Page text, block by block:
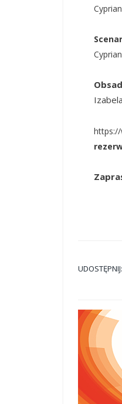
UDOSTĘPNIJ: